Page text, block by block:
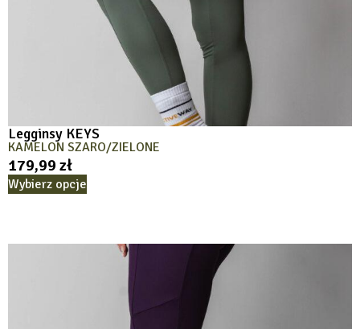
Legginsy KEYS
KAMELON SZARO/ZIELONE
179,99 zł
Wybierz opcje